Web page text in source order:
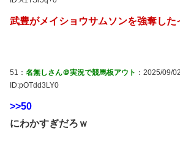
武豊がメイショウサムソンを強奪した
51： 名無しさん＠実況で競馬板アウト ：2025/09/
ID:pOTdd3LY0
>>50
にわかすぎだろｗ